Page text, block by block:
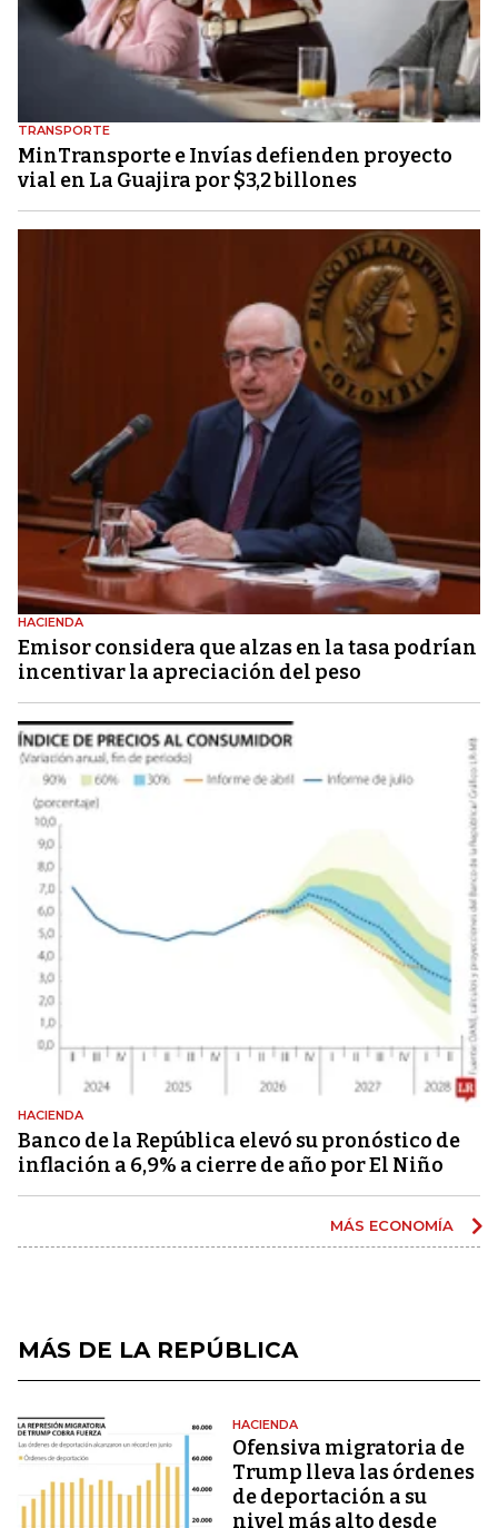
TRANSPORTE
MinTransporte e Invías defienden proyecto
vial en La Guajira por $3,2 billones
HACIENDA
Emisor considera que alzas en la tasa podrían
incentivar la apreciación del peso
HACIENDA
Banco de la República elevó su pronóstico de
inflación a 6,9% a cierre de año por El Niño
MÁS ECONOMÍA
MÁS DE LA REPÚBLICA
HACIENDA
Ofensiva migratoria de
Trump lleva las órdenes
de deportación a su
nivel más alto desde